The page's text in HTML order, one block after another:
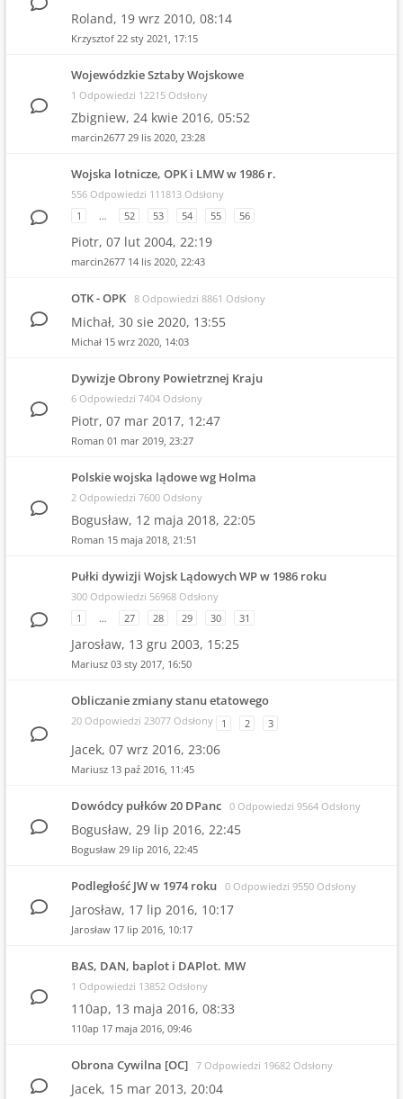
Roland, 19 wrz 2010, 08:14
Krzysztof 22 sty 2021, 17:15
Wojewódzkie Sztaby Wojskowe
1 Odpowiedzi 12215 Odsłony
Zbigniew, 24 kwie 2016, 05:52
marcin2677 29 lis 2020, 23:28
Wojska lotnicze, OPK i LMW w 1986 r.
556 Odpowiedzi 111813 Odsłony
1
… 52 53 54 55 56
Piotr, 07 lut 2004, 22:19
marcin2677 14 lis 2020, 22:43
OTK - OPK 8 Odpowiedzi 8861 Odsłony
Michał, 30 sie 2020, 13:55
Michał 15 wrz 2020, 14:03
Dywizje Obrony Powietrznej Kraju
6 Odpowiedzi 7404 Odsłony
Piotr, 07 mar 2017, 12:47
Roman 01 mar 2019, 23:27
Polskie wojska lądowe wg Holma
2 Odpowiedzi 7600 Odsłony
Bogusław, 12 maja 2018, 22:05
Roman 15 maja 2018, 21:51
Pułki dywizji Wojsk Lądowych WP w 1986 roku
300 Odpowiedzi 56968 Odsłony
1
… 27 28 29 30 31
Jarosław, 13 gru 2003, 15:25
Mariusz 03 sty 2017, 16:50
Obliczanie zmiany stanu etatowego
20 Odpowiedzi 23077 Odsłony 1 2 3
Jacek, 07 wrz 2016, 23:06
Mariusz 13 paź 2016, 11:45
Dowódcy pułków 20 DPanc 0 Odpowiedzi 9564 Odsłony
Bogusław, 29 lip 2016, 22:45
Bogusław 29 lip 2016, 22:45
Podległość JW w 1974 roku 0 Odpowiedzi 9550 Odsłony
Jarosław, 17 lip 2016, 10:17
Jarosław 17 lip 2016, 10:17
BAS, DAN, baplot i DAPlot. MW
1 Odpowiedzi 13852 Odsłony
110ap, 13 maja 2016, 08:33
110ap 17 maja 2016, 09:46
Obrona Cywilna [OC] 7 Odpowiedzi 19682 Odsłony
Jacek, 15 mar 2013, 20:04